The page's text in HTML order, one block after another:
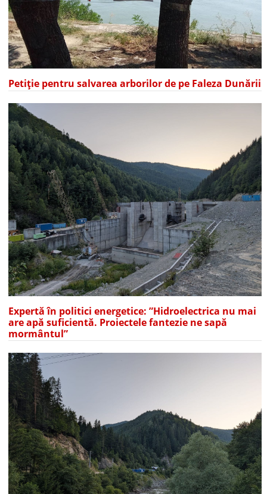
Petiție pentru salvarea arborilor de pe Faleza Dunării
Expertă în politici energetice: ”Hidroelectrica nu mai
are apă suficientă. Proiectele fantezie ne sapă
mormântul”